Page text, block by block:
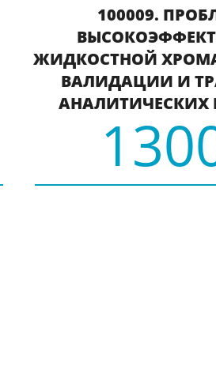
100009.
ЖИДКОСТНОЙ
ВАЛИДАЦИИ И
АНАЛИТИЧЕСКИХ